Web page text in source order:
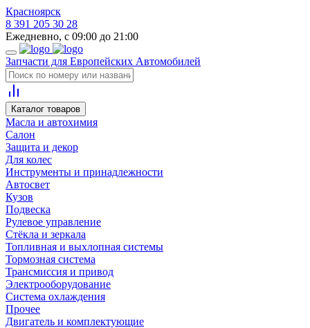
Красноярск
8 391 205 30 28
Ежедневно, с 09:00 до 21:00
Запчасти для Европейских Автомобилей
Каталог товаров
Масла и автохимия
Салон
Защита и декор
Для колес
Инструменты и принадлежности
Автосвет
Кузов
Подвеска
Рулевое управление
Стёкла и зеркала
Топливная и выхлопная системы
Тормозная система
Трансмиссия и привод
Электрооборудование
Система охлаждения
Прочее
Двигатель и комплектующие